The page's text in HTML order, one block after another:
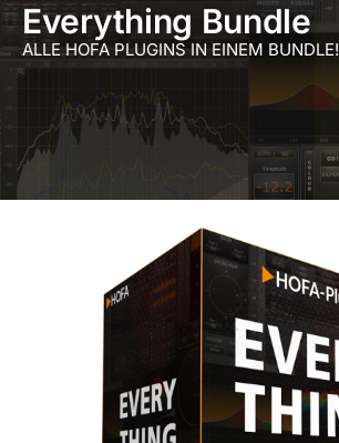
Everything Bundle
ALLE HOFA PLUGINS IN EINEM BUNDLE!